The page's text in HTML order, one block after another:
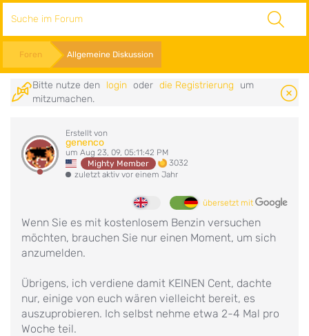
Foren Allgemeine Diskussion
Bitte nutze den login oder die Registrierung
um
mitzumachen.
Erstellt von
genenco
um Aug 23, 09, 05:11:42 PM
Mighty Member
3032
zuletzt aktiv vor einem Jahr
übersetzt mit
Wenn Sie es mit kostenlosem Benzin versuchen
möchten, brauchen Sie nur einen Moment, um sich
anzumelden.
Übrigens, ich verdiene damit KEINEN Cent, dachte
nur, einige von euch wären vielleicht bereit, es
auszuprobieren. Ich selbst nehme etwa 2-4 Mal pro
Woche teil.